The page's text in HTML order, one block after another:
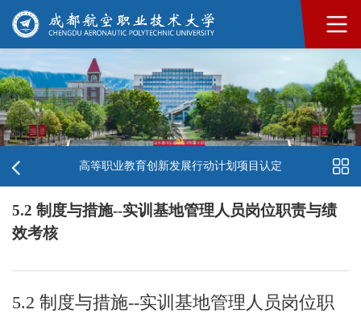
高等职业教育创新发展行动计划项目认定
5.2 制度与措施--实训基地管理人员岗位职责与绩
效考核
5.2 制度与措施--实训基地管理人员岗位职